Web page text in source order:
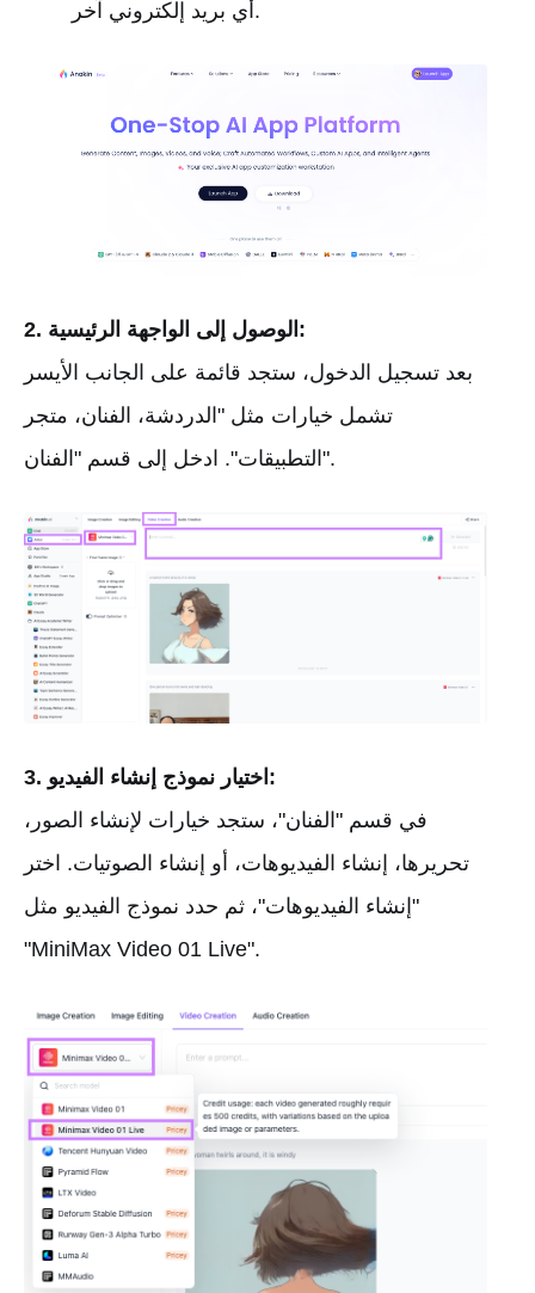
أي بريد إلكتروني آخر.
2. الوصول إلى الواجهة الرئيسية:
بعد تسجيل الدخول، ستجد قائمة على الجانب الأيسر
تشمل خيارات مثل "الدردشة، الفنان، متجر
التطبيقات". ادخل إلى قسم "الفنان".
3. اختيار نموذج إنشاء الفيديو:
في قسم "الفنان"، ستجد خيارات لإنشاء الصور،
تحريرها، إنشاء الفيديوهات، أو إنشاء الصوتيات. اختر
"إنشاء الفيديوهات"، ثم حدد نموذج الفيديو مثل
"MiniMax Video 01 Live".